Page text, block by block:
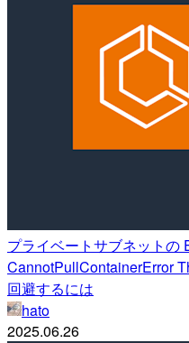
プライベートサブネットの
CannotPullContainerError
回避するには
hato
2025.06.26